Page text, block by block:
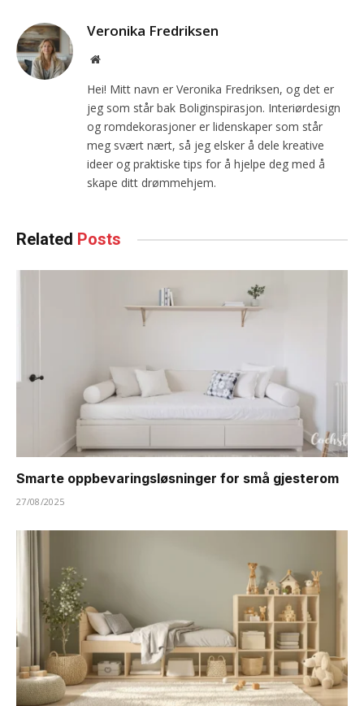
Veronika Fredriksen
Website
Hei! Mitt navn er Veronika Fredriksen, og det er
jeg som står bak Boliginspirasjon. Interiørdesign
og romdekorasjoner er lidenskaper som står
meg svært nært, så jeg elsker å dele kreative
ideer og praktiske tips for å hjelpe deg med å
skape ditt drømmehjem.
Related Posts
Smarte oppbevaringsløsninger for små gjesterom
27/08/2025